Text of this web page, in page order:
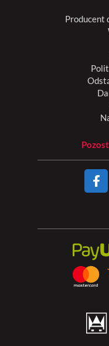
Producent